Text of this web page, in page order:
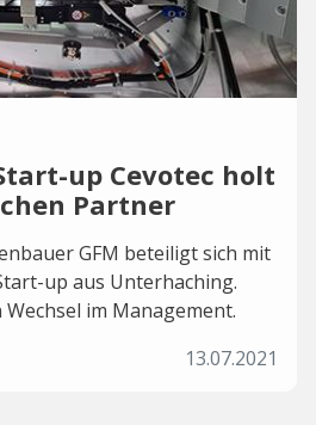
up Cevotec holt
Partner
GFM beteiligt sich mit
up aus Unterhaching.
im Management.
13.07.2021